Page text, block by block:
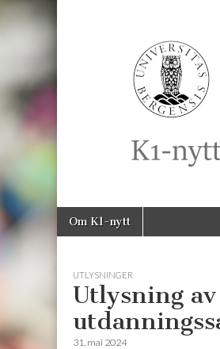
K1-
Nytt
Main
menu
Skip
Om K1-nytt
UTLYSNINGER
Utlysning
31. mai 2024